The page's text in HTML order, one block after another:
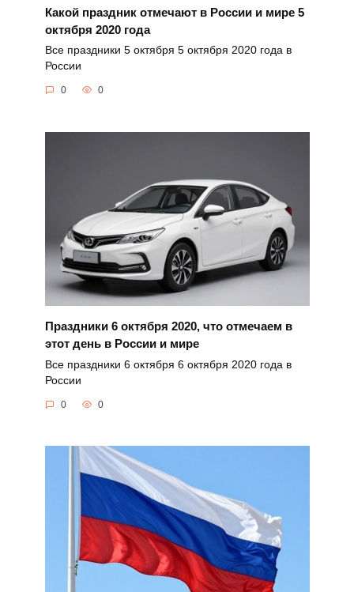
Какой праздник отмечают в России и мире 5
октября 2020 года
Все праздники 5 октября 5 октября 2020 года в
России
0 0
Праздники 6 октября 2020, что отмечаем в
этот день в России и мире
Все праздники 6 октября 6 октября 2020 года в
России
0 0